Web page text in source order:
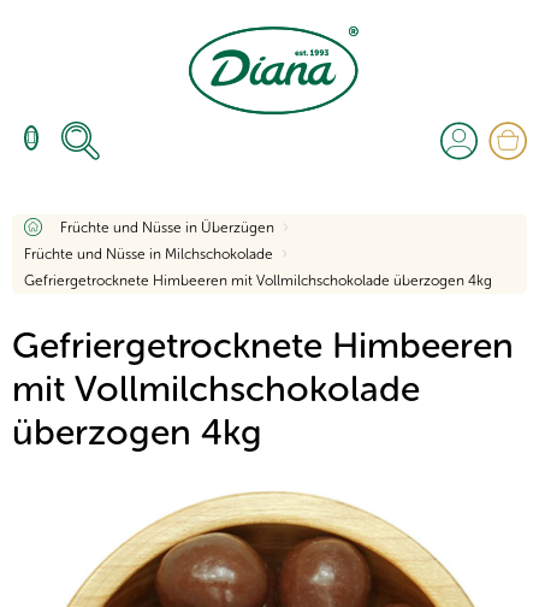
Startseite
Früchte und Nüsse in Überzügen
Früchte und Nüsse in Milchschokolade
Gefriergetrocknete Himbeeren mit Vollmilchschokolade überzogen 4kg
Gefriergetrocknete Himbeeren
mit Vollmilchschokolade
überzogen 4kg